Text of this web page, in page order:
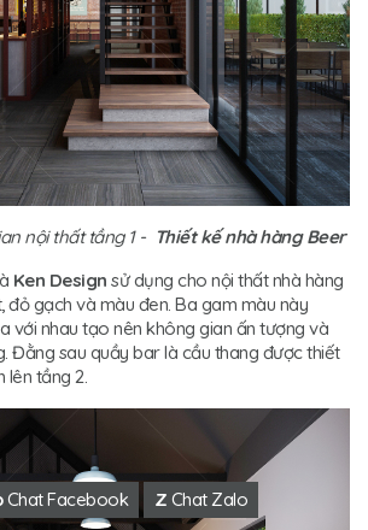
nội thất tầng 1 - Thiết kế nhà hàng Beer
Ken Design sử dụng cho nội thất nhà hàng
đỏ gạch và màu đen. Ba gam màu này
với nhau tạo nên không gian ấn tượng và
Đằng sau quầy bar là cầu thang được thiết
lên tầng 2.
Chat Facebook Z Chat Zalo